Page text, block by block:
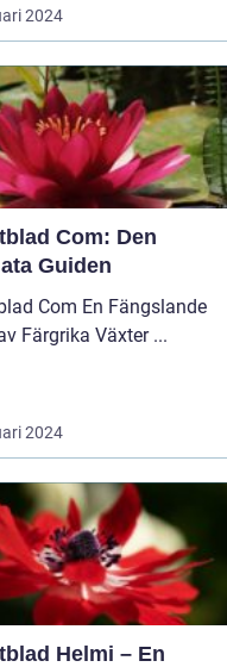
2024
Com: Den
Guiden
En Fängslande
Värld av Färgrika Växter ...
2024
Helmi – En